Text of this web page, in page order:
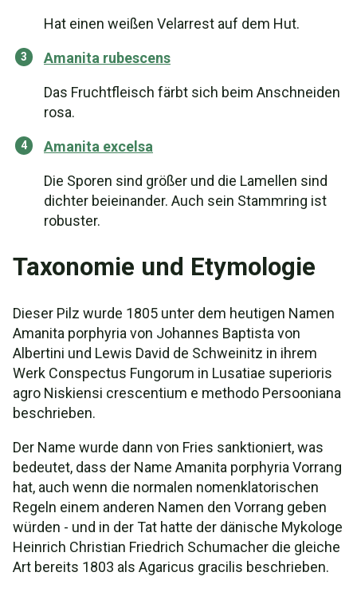
Hat einen weißen Velarrest auf dem Hut.
Amanita rubescens
Das Fruchtfleisch färbt sich beim Anschneiden
rosa.
Amanita excelsa
Die Sporen sind größer und die Lamellen sind
dichter beieinander. Auch sein Stammring ist
robuster.
Taxonomie und Etymologie
Dieser Pilz wurde 1805 unter dem heutigen Namen
Amanita porphyria von Johannes Baptista von
Albertini und Lewis David de Schweinitz in ihrem
Werk Conspectus Fungorum in Lusatiae superioris
agro Niskiensi crescentium e methodo Persooniana
beschrieben.
Der Name wurde dann von Fries sanktioniert, was
bedeutet, dass der Name Amanita porphyria Vorrang
hat, auch wenn die normalen nomenklatorischen
Regeln einem anderen Namen den Vorrang geben
würden - und in der Tat hatte der dänische Mykologe
Heinrich Christian Friedrich Schumacher die gleiche
Art bereits 1803 als Agaricus gracilis beschrieben.